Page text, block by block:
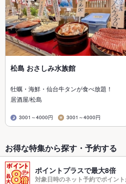
松島 おさしみ水族館
牡蠣・海鮮・仙台牛タンが食べ放題！
居酒屋/松島
3001～4000円 3001～4000円
お得な特集から探す・予約する
ポイントプラスで最大8倍
対象日時のネット予約でポイン